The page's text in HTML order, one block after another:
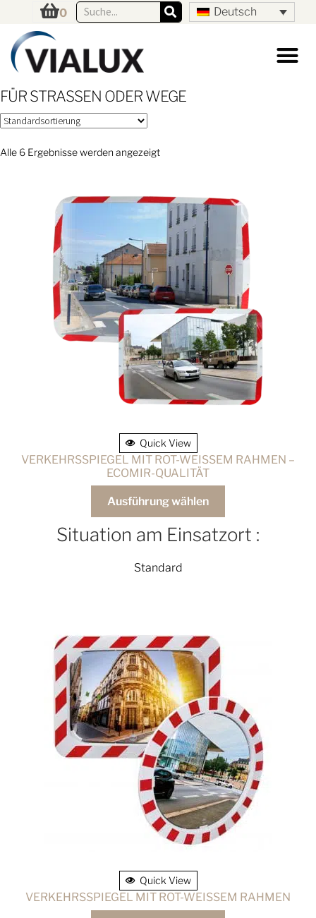
0 Deutsch
FÜR STRASSEN ODER WEGE
Alle 6 Ergebnisse werden angezeigt
Quick View
VERKEHRSSPIEGEL MIT ROT-WEISSEM RAHMEN –
ECOMIR-QUALITÄT
Ausführung wählen
Situation am Einsatzort :
Standard
Quick View
VERKEHRSSPIEGEL MIT ROT-WEISSEM RAHMEN